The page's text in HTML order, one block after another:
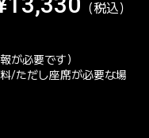
が必要です）
/ただし座席が必要な場